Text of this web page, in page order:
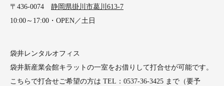
〒436-0074 静岡県掛川市葛川613-7
10:00～17:00・OPEN／土日
袋井レンタルオフィス
袋井新産業会館キラットの一室をお借りして打合せが可能です。
こちらで打合せご希望の方は TEL：0537-36-3425 まで（要予